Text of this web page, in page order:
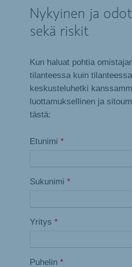
Nykyinen ja
sekä riskit
Kun haluat pohtia
tilanteessa kuin
keskusteluhetki
luottamuksellinen ja
tästä:
Etunimi *
Sukunimi *
Yritys *
Puhelin *